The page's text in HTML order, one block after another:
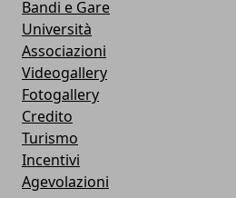
Bandi e Gare
Università
Associazioni
Videogallery
Fotogallery
Credito
Turismo
Incentivi
Agevolazioni